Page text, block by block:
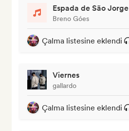
Espada de São Jorge
Breno Góes
Çalma listesine eklendi
Viernes
gallardo
Çalma listesine eklendi